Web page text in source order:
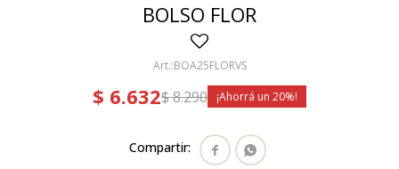
BOLSO FLOR
BOA25FLORVS
$ 6.632$8.290 20
 